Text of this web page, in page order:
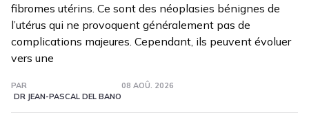
fibromes utérins. Ce sont des néoplasies bénignes de
l’utérus qui ne provoquent généralement pas de
complications majeures. Cependant, ils peuvent évoluer
vers une
PAR
DR JEAN-PASCAL DEL BANO
08 AOÛ. 2026